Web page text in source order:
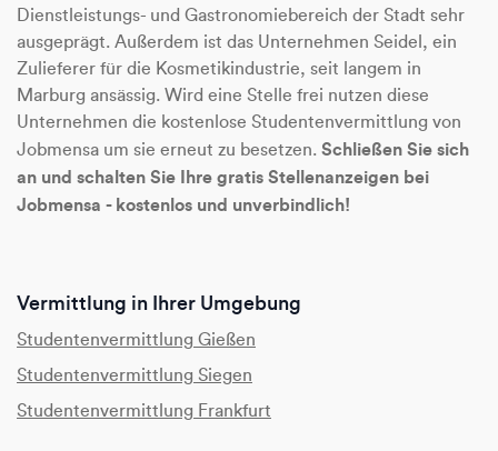
Dienstleistungs- und Gastronomiebereich der Stadt sehr
ausgeprägt. Außerdem ist das Unternehmen Seidel, ein
Zulieferer für die Kosmetikindustrie, seit langem in
Marburg ansässig. Wird eine Stelle frei nutzen diese
Unternehmen die kostenlose Studentenvermittlung von
Jobmensa um sie erneut zu besetzen. Schließen Sie sich
an und schalten Sie Ihre gratis Stellenanzeigen bei
Jobmensa - kostenlos und unverbindlich!
Vermittlung in Ihrer Umgebung
Studentenvermittlung Gießen
Studentenvermittlung Siegen
Studentenvermittlung Frankfurt